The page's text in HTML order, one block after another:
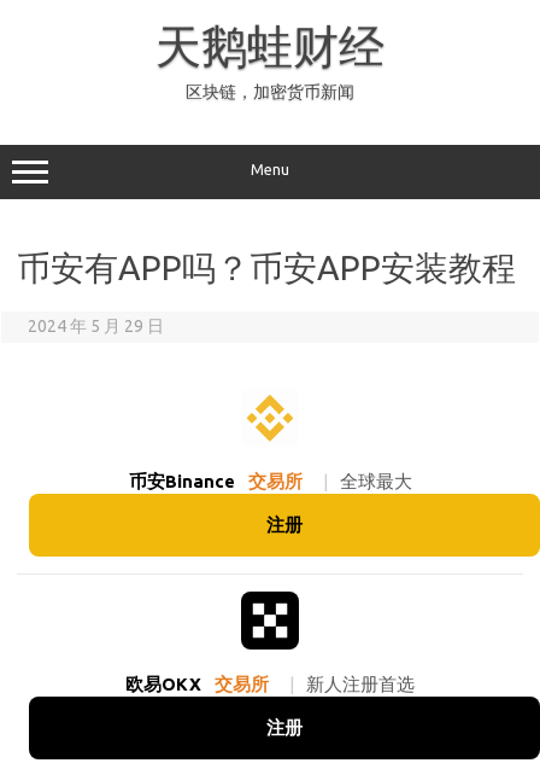
天鹅蛙财经
区块链，加密货币新闻
Menu
币安有APP吗？币安APP安装教程
2024 年 5 月 29 日
币安Binance 交易所 | 全球最大
注册
欧易OKX 交易所 | 新人注册首选
注册